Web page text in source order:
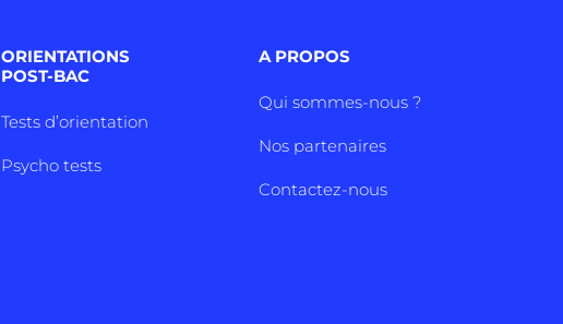
ORIENTATIONS
POST-BAC
Tests d’orientation
Psycho tests
A PROPOS
Qui sommes-nous ?
Nos partenaires
Contactez-nous